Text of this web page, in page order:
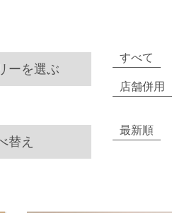
ーを選ぶ
すべて
店舗併用
替え
最新順